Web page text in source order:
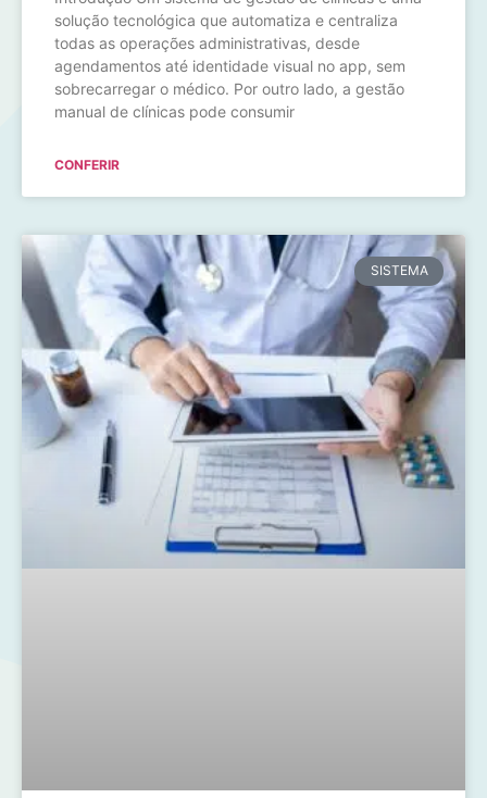
solução tecnológica que automatiza e centraliza
todas as operações administrativas, desde
agendamentos até identidade visual no app, sem
sobrecarregar o médico. Por outro lado, a gestão
manual de clínicas pode consumir
CONFERIR
SISTEMA